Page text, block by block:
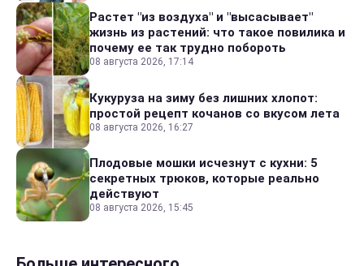
Растет "из воздуха" и "высасывает"
жизнь из растений: что такое повилика и
почему ее так трудно побороть
08 августа 2026, 17:14
Кукуруза на зиму без лишних хлопот:
простой рецепт кочанов со вкусом лета
08 августа 2026, 16:27
Плодовые мошки исчезнут с кухни: 5
секретных трюков, которые реально
действуют
08 августа 2026, 15:45